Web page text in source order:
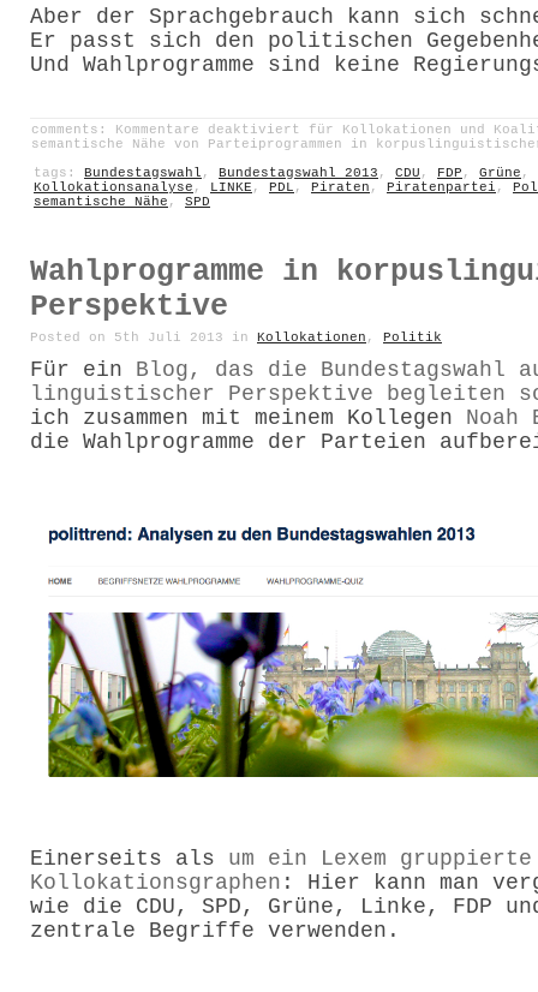
Aber der Sprachgebrauch kann sich
Er passt sich den politischen
Und Wahlprogramme sind keine
comments: Kommentare deaktiviert für Kollokationen und
semantische Nähe von Parteiprogrammen in
tags: Bundestagswahl , Bundestagswahl 2013 , CDU , FDP , Grüne ,
Kollokationsanalyse , LINKE , PDL , Piraten , Piratenpartei ,
semantische Nähe , SPD
Wahlprogramme in
Perspektive
Posted on 5th Juli 2013 in Kollokationen , Politik
Für ein Blog, das die Bundestagswahl
linguistischer Perspektive begleiten
ich zusammen mit meinem Kollegen Noah
die Wahlprogramme der Parteien
Einerseits als um ein Lexem gruppierte
Kollokationsgraphen : Hier kann man
wie die CDU, SPD, Grüne, Linke, FDP
zentrale Begriffe verwenden.